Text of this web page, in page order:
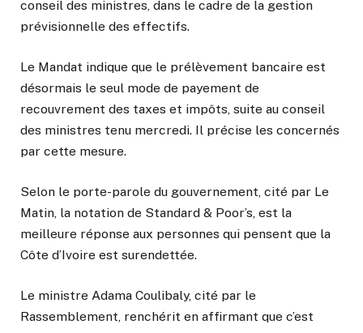
conseil des ministres, dans le cadre de la gestion
prévisionnelle des effectifs.
Le Mandat indique que le prélèvement bancaire est
désormais le seul mode de payement de
recouvrement des taxes et impôts, suite au conseil
des ministres tenu mercredi. Il précise les concernés
par cette mesure.
Selon le porte-parole du gouvernement, cité par Le
Matin, la notation de Standard & Poor’s, est la
meilleure réponse aux personnes qui pensent que la
Côte d’Ivoire est surendettée.
Le ministre Adama Coulibaly, cité par le
Rassemblement, renchérit en affirmant que c’est